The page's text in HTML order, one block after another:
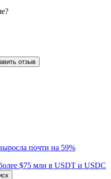
отзыв
почти на 59%
$75 млн в USDT и USDC